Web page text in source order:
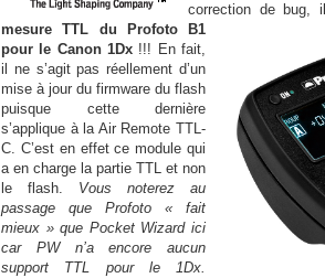
correction de bug,
mesure TTL du Profoto B1
pour le Canon 1Dx !!! En fait,
il ne s’agit pas réellement d’un
mise à jour du firmware du flash
puisque cette dernière
s’applique à la Air Remote TTL-
C. C’est en effet ce module qui
a en charge la partie TTL et non
le flash. Vous noterez au
passage que Profoto « fait
mieux » que Pocket Wizard ici
car PW n’a encore aucun
support TTL pour le 1Dx.